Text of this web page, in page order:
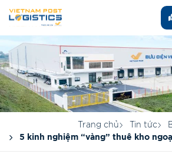
Trang chủ Tin tức
5 kinh nghiệm “vàng” thuê kho